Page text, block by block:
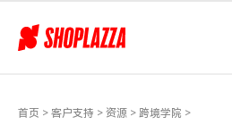
首页 > 客户支持 > 资源 > 跨境学院 >